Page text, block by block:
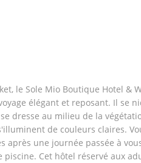
le Sole Mio Boutique Hotel &
élégant et reposant. Il se
dresse au milieu de la
de couleurs claires.
après une journée passée à
piscine. Cet hôtel réservé aux